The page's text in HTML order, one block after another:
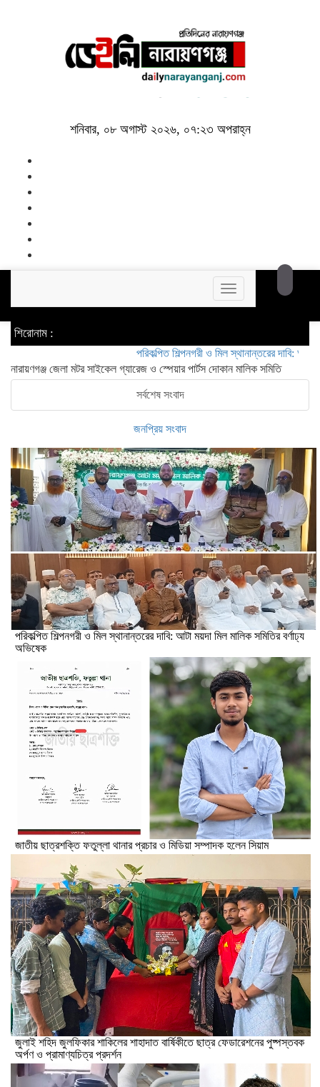
শনিবার, ০৮ অগাস্ট ২০২৬, ০৭:২৩ অপরাহ্ন
Toggle
navigation
শিরোনাম :
পরিকল্পিত শিল্পনগরী ও মিল স্থানান্তরের দাবি: আটা ময়দা মিল
নারায়ণগঞ্জ জেলা মটর সাইকেল গ্যারেজ ও স্পেয়ার পার্টস দোকান মালিক সমিতি
সর্বশেষ সংবাদ
জনপ্রিয় সংবাদ
পরিকল্পিত শিল্পনগরী ও মিল স্থানান্তরের দাবি: আটা ময়দা মিল মালিক সমিতির বর্ণাঢ্য
অভিষেক
জাতীয় ছাত্রশক্তি ফতুল্লা থানার প্রচার ও মিডিয়া সম্পাদক হলেন সিয়াম
​জুলাই শহিদ জুলফিকার শাকিলের শাহাদাত বার্ষিকীতে ছাত্র ফেডারেশনের পুষ্পস্তবক
অর্পণ ও প্রামাণ্যচিত্র প্রদর্শন